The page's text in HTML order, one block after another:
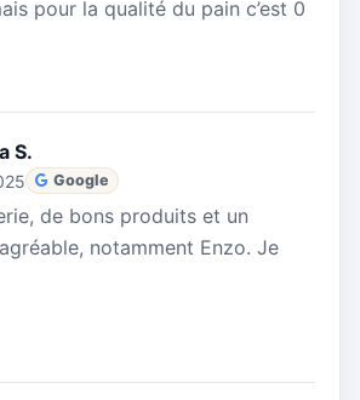
pour la qualité du pain c’est 0
S.
Google
de bons produits et un
notamment Enzo. Je